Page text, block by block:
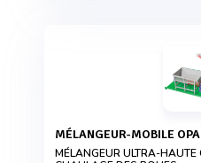
MÉLANGEUR-MOBILE
MÉLANGEUR ULTRA-HAUTE